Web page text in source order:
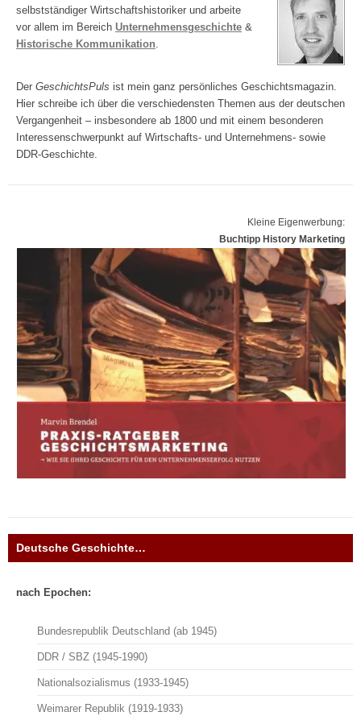
selbstständiger Wirtschaftshistoriker und arbeite
vor allem im Bereich Unternehmensgeschichte &
Historische Kommunikation
Der GeschichtsPuls ist mein ganz persönliches Geschichtsmagazin.
Hier schreibe ich über die verschiedensten Themen aus der deutschen
Vergangenheit – insbesondere ab 1800 und mit einem besonderen
Interessenschwerpunkt auf Wirtschafts- und Unternehmens- sowie
DDR-Geschichte.
Kleine Eigenwerbung:
Buchtipp History Marketing
Deutsche Geschichte…
nach Epochen:
Bundesrepublik Deutschland (ab 1945)
DDR / SBZ (1945-1990)
Nationalsozialismus (1933-1945)
Weimarer Republik (1919-1933)